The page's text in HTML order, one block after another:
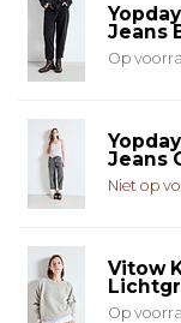
Jeans
Op
Jeans
Niet op
Vitow
Op